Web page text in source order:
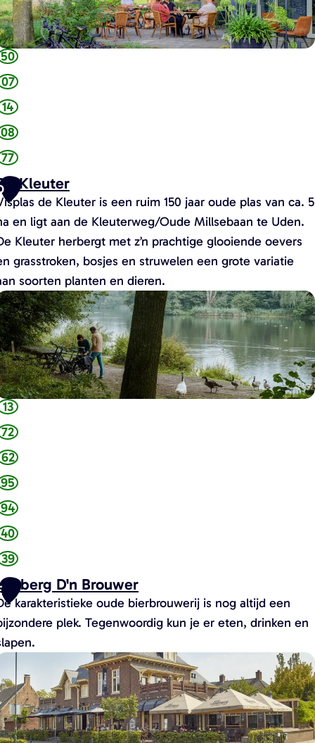
50
07
14
08
77
Kleuter
de Kleuter is een ruim 150 jaar oude plas van ca. 5
en ligt aan de Kleuterweg/Oude Millsebaan te Uden.
Kleuter herbergt met z’n prachtige glooiende oevers
grasstroken, bosjes en struwelen een grote variatie
soorten planten en dieren.
13
72
62
95
94
40
39
D'n Brouwer
karakteristieke oude bierbrouwerij is nog altijd een
plek. Tegenwoordig kun je er eten, drinken en